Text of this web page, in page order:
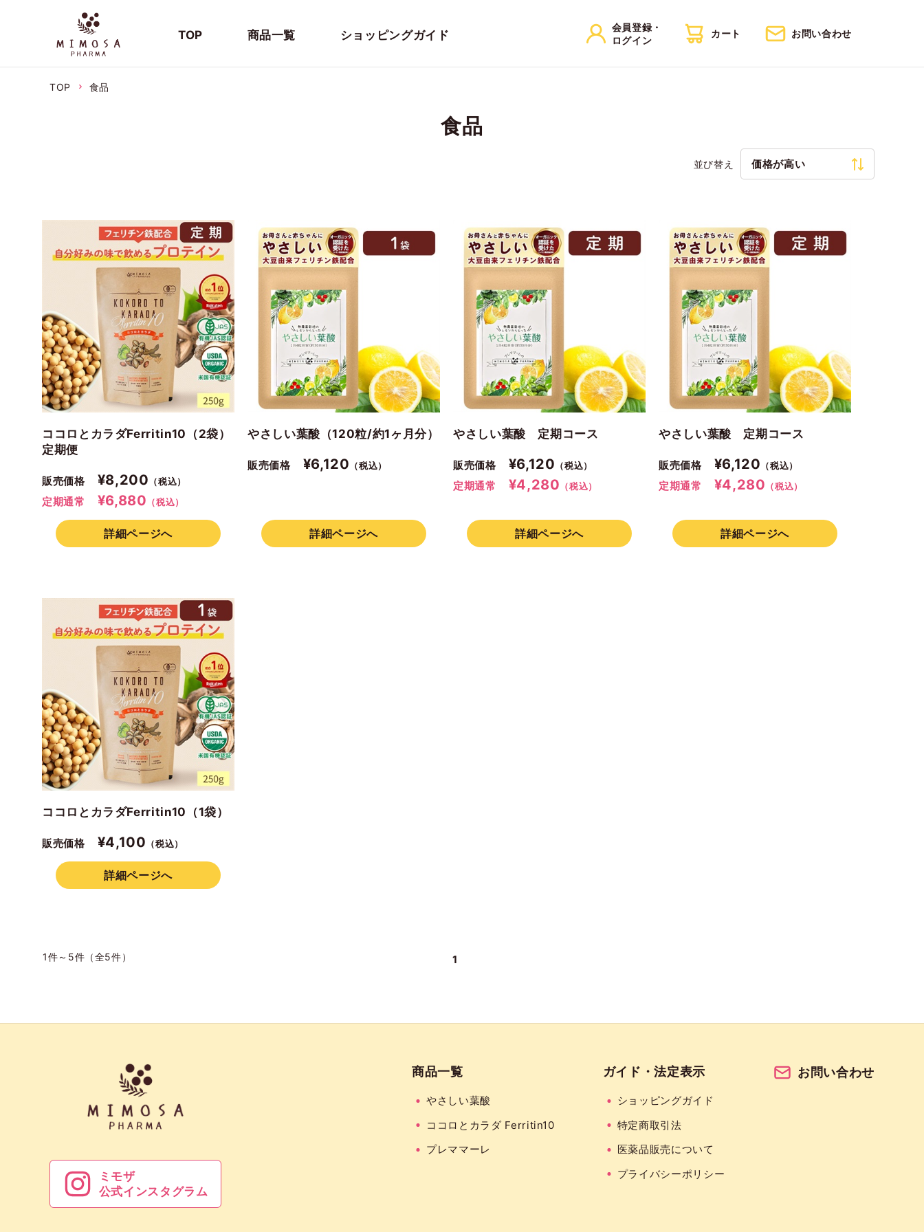
TOP 商品一覧 ショッピングガイド
会員登録・
ログイン
カート お問い合わせ
TOP 食品
食品
並び替え 価格が高い
ココロとカラダFerritin10（2袋）
定期便
販売価格 ¥8,200 （税込）
定期通常 ¥6,880 （税込）
詳細ページへ
やさしい葉酸（120粒/約1ヶ月分）
販売価格 ¥6,120 （税込）
詳細ページへ
やさしい葉酸 定期コース
販売価格 ¥6,120 （税込）
定期通常 ¥4,280 （税込）
詳細ページへ
やさしい葉酸 定期コース
販売価格 ¥6,120 （税込）
定期通常 ¥4,280 （税込）
詳細ページへ
ココロとカラダFerritin10（1袋）
販売価格 ¥4,100 （税込）
詳細ページへ
1件～5件（全5件） 1
ミモザ
公式インスタグラム
商品一覧
やさしい葉酸
ココロとカラダ Ferritin10
プレママーレ
ガイド・法定表示
ショッピングガイド
特定商取引法
医薬品販売について
プライバシーポリシー
お問い合わせ